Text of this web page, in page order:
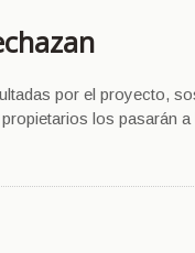
por el proyecto,
los pasarán